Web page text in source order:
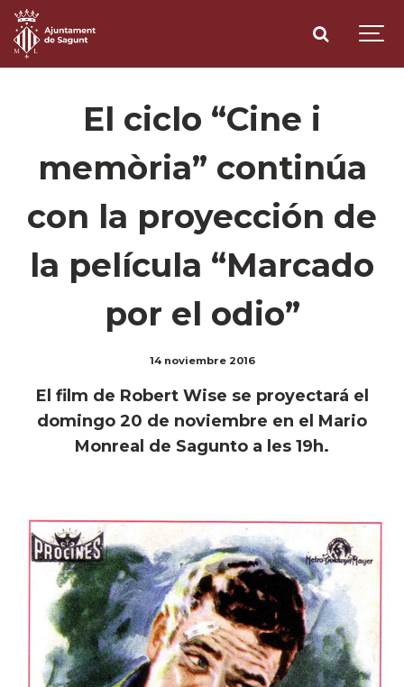
El ciclo “Cine i
memòria” continúa
con la proyección de
la película “Marcado
por el odio”
14 noviembre 2016
El film de Robert Wise se proyectará el
domingo 20 de noviembre en el Mario
Monreal de Sagunto a les 19h.